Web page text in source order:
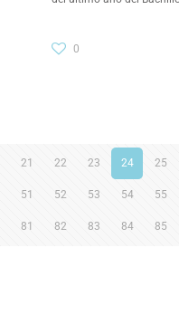
0
21 22 23 24 25
51 52 53 54 55
81 82 83 84 85